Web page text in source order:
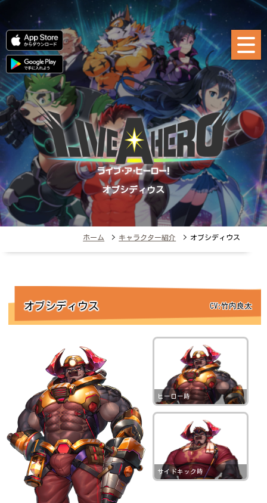
オブシディウス
ホーム > キャラクター紹介 > オブシディウス
オブシディウス CV:竹内良太
ヒーロー時
サイドキック時